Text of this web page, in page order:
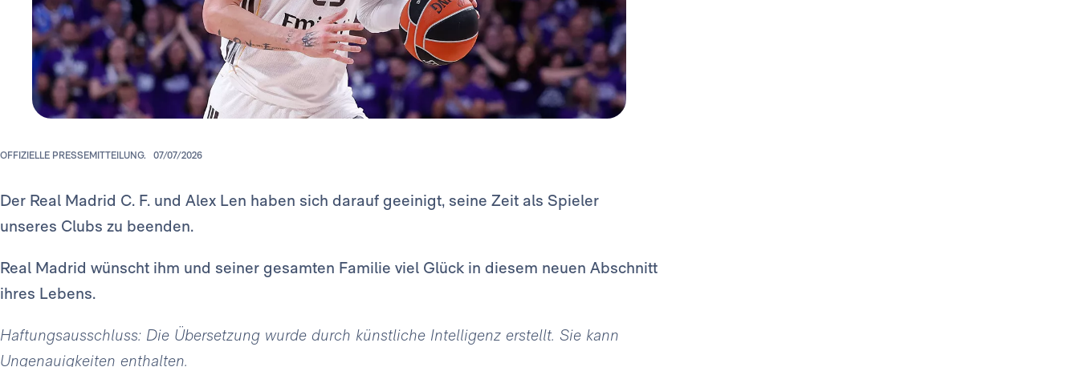
OFFIZIELLE PRESSEMITTEILUNG. 07/07/2026
Der Real Madrid C. F. und Alex Len haben sich darauf geeinigt, seine Zeit als Spieler
unseres Clubs zu beenden.
Real Madrid wünscht ihm und seiner gesamten Familie viel Glück in diesem neuen Abschnitt
ihres Lebens.
Haftungsausschluss: Die Übersetzung wurde durch künstliche Intelligenz erstellt. Sie kann
Ungenauigkeiten enthalten.